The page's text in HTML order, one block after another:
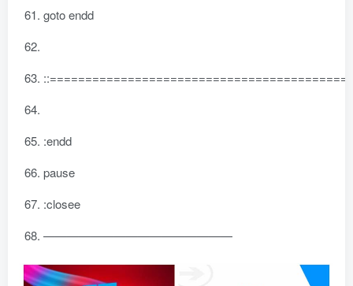
gotoendd
:endd
pause
:closee
————————————————